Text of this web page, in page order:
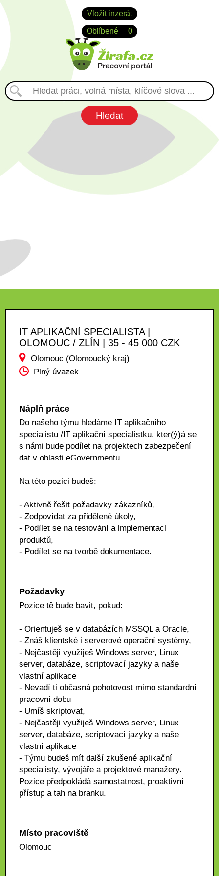
Vložit inzerát
Oblíbené 0
IT APLIKAČNÍ SPECIALISTA |
OLOMOUC / ZLÍN | 35 - 45 000 CZK
Olomouc (Olomoucký kraj)
Plný úvazek
Náplň práce
Do našeho týmu hledáme IT aplikačního
specialistu /IT aplikační specialistku, kter(ý)á se
s námi bude podílet na projektech zabezpečení
dat v oblasti eGovernmentu.
Na této pozici budeš:
- Aktivně řešit požadavky zákazníků,
- Zodpovídat za přidělené úkoly,
- Podílet se na testování a implementaci
produktů,
- Podílet se na tvorbě dokumentace.
Požadavky
Pozice tě bude bavit, pokud:
- Orientuješ se v databázích MSSQL a Oracle,
- Znáš klientské i serverové operační systémy,
- Nejčastěji využiješ Windows server, Linux
server, databáze, scriptovací jazyky a naše
vlastní aplikace
- Nevadí ti občasná pohotovost mimo standardní
pracovní dobu
- Umíš skriptovat,
- Nejčastěji využiješ Windows server, Linux
server, databáze, scriptovací jazyky a naše
vlastní aplikace
- Týmu budeš mít další zkušené aplikační
specialisty, vývojáře a projektové manažery.
Pozice předpokládá samostatnost, proaktivní
přístup a tah na branku.
Místo pracoviště
Olomouc